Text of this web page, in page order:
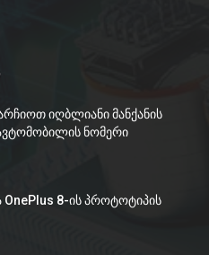
იღბლიანი მანქანის
ნომერი
8-ის პროტოტიპის